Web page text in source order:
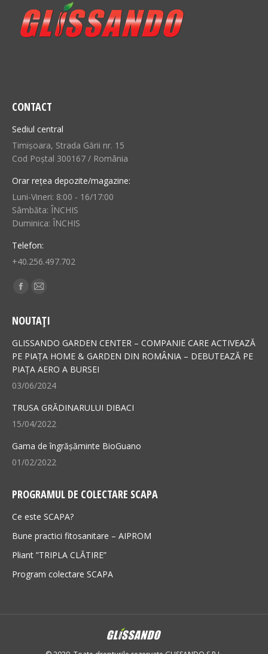
CONTACT
Sediul central
Timișoara, Strada Gării nr. 15
Cod Poștal 300167 / România
Orar rețea depozite/magazine:
Luni-Vineri: 8:00 - 16/17:00
Sâmbăta: ÎNCHIS
Duminica: ÎNCHIS
Telefon:
+40.256.497.702
Find us on:
Facebook
opens
in
new
window
Mail
opens
in
new
window
NOUTAȚI
GLISSANDO GARDEN CENTER – COMPANIE CARE ACTIVEAZĂ
PE PIAȚA HOME & GARDEN DIN ROMÂNIA – DEBUTEAZĂ PE
PIAȚA AERO A BURSEI
03/06/2024
TRUSA GRĂDINARULUI DIBACI
15/04/2022
Gama de îngrășăminte BioGuano
01/02/2022
PROGRAMUL DE COLECTARE SCAPA
Ce este SCAPA?
Bune practici fitosanitare – AIPROM
Pliant ”TRIPLA CLĂTIRE”
Program colectare SCAPA